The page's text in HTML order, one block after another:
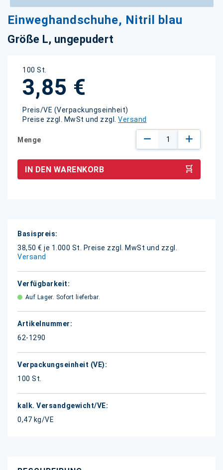
Einweghandschuhe, Nitril blau
Größe L, ungepudert
100 St.
3,85 €
Preis/VE (Verpackungseinheit)
Preise zzgl. MwSt und zzgl. Versand
Menge
IN DEN WARENKORB
Weitere
Informationen
38,50 € je 1.000 St.
Preise zzgl. MwSt und zzgl.
Versand
Auf Lager. Sofort lieferbar.
62-1290
100 St.
0,47 kg/VE
Zum
Anfang
der
Bildgalerie